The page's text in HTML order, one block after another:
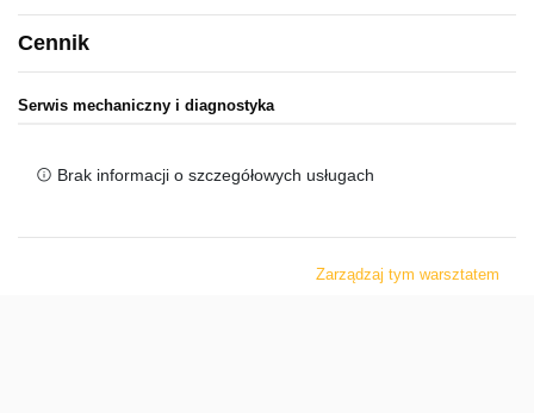
Cennik
Serwis mechaniczny i diagnostyka
Brak informacji o szczegółowych usługach
Zarządzaj tym warsztatem